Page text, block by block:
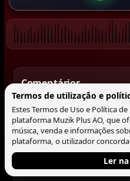
Comentários
Termos de utilização e
Estes Termos de Uso e Política
plataforma Muzik Plus AO, que
música, venda e informações
plataforma, o utilizador
Ler